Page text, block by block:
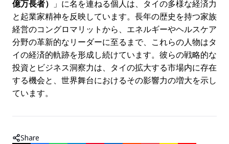
億万長者）
」に名を連ねる個人は、タイの多様な経済力
と起業家精神を反映しています。長年の歴史を持つ家族
経営のコングロマリットから、エネルギーやヘルスケア
分野の革新的なリーダーに至るまで、これらの人物はタ
イの経済的軌跡を形成し続けています。彼らの戦略的な
投資とビジネス洞察力は、タイの拡大する市場内に存在
する機会と、世界舞台におけるその影響力の増大を示し
ています。
Share